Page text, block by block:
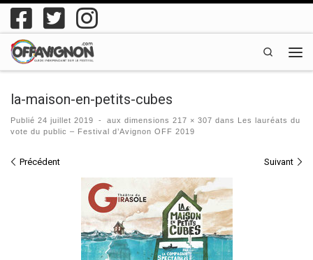
Passer au contenu
Search
la-maison-en-petits-cubes
Publié 24 juillet 2019 - aux dimensions 217 × 307 dans Les lauréats du
vote du public – Festival d’Avignon OFF 2019
Navigation des images
Précédent Suivant